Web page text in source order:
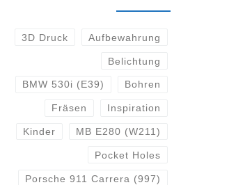
3D Druck Aufbewahrung
Belichtung
BMW 530i (E39) Bohren
Fräsen Inspiration
Kinder MB E280 (W211)
Pocket Holes
Porsche 911 Carrera (997)